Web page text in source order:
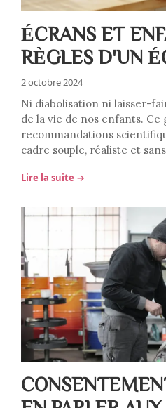
ÉCRANS ET
RÈGLES D'UN
2 octobre 2024
Ni diabolisation ni laisser-
de la vie de nos enfants. Ce
recommandations
cadre souple, réaliste et
Lire la suite →